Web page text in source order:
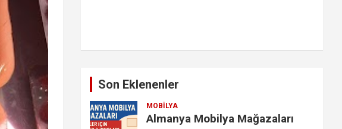
Son Eklenenler
MOBILYA
Almanya Mobilya Mağazaları